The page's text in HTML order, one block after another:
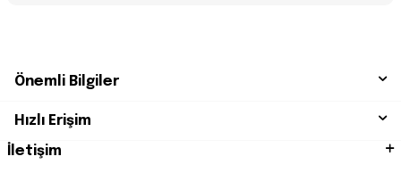
Önemli Bilgiler
Hızlı Erişim
İletişim